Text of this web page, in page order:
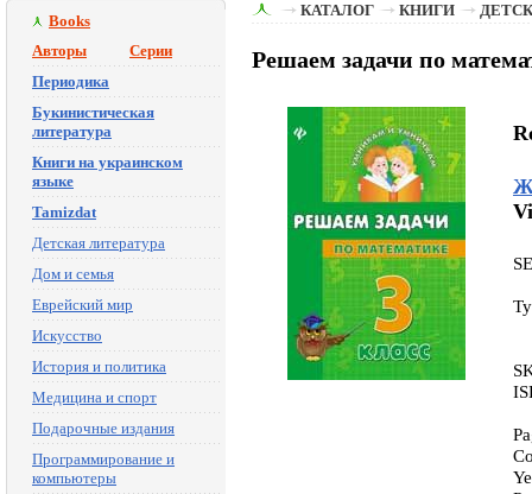
Books
Авторы
Серии
Периодика
Букинистическая
литература
Книги на украинском
языке
Tamizdat
Детская литература
Дом и семья
Еврейский мир
Искусство
История и политика
Медицина и спорт
Подарочные издания
Программирование и
компьютеры
КАТАЛОГ КНИГИ
Решаем задачи по